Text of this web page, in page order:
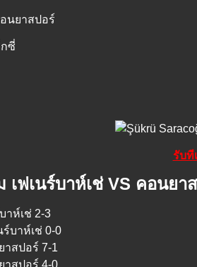
นยาสปอร์
ซี่
รับที
ฟเนร์บาห์เช่ VS คอนยา
าห์เช่ 2-3
ร์บาห์เช่ 0-0
าสปอร์ 7-1